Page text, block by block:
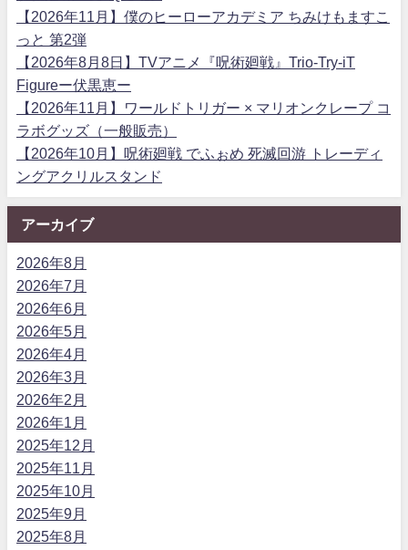
【2026年11月】僕のヒーローアカデミア ちみけもますこ
っと 第2弾
【2026年8月8日】TVアニメ『呪術廻戦』Trio-Try-iT
Figureー伏黒恵ー
【2026年11月】ワールドトリガー × マリオンクレープ コ
ラボグッズ（一般販売）
【2026年10月】呪術廻戦 でふぉめ 死滅回游 トレーディ
ングアクリルスタンド
アーカイブ
2026年8月
2026年7月
2026年6月
2026年5月
2026年4月
2026年3月
2026年2月
2026年1月
2025年12月
2025年11月
2025年10月
2025年9月
2025年8月